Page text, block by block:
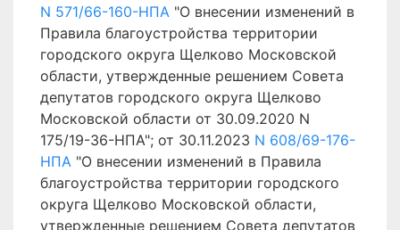
N 571/66-160-НПА "О внесении изменений в
Правила благоустройства территории
городского округа Щелково Московской
области, утвержденные решением Совета
депутатов городского округа Щелково
Московской области от 30.09.2020 N
175/19-36-НПА"; от 30.11.2023 N 608/69-176-
НПА "О внесении изменений в Правила
благоустройства территории городского
округа Щелково Московской области,
утвержденные решением Совета депутатов